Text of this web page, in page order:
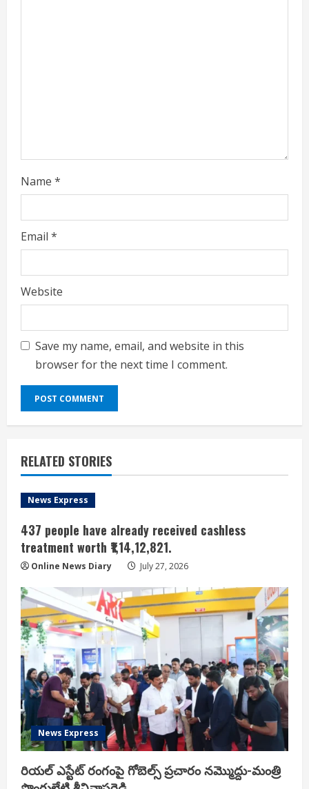
Name *
Email *
Website
Save my name, email, and website in this
browser for the next time I comment.
RELATED STORIES
News Express
437 people have already received cashless
treatment worth ₹1,14,12,821.
Online News Diary July 27, 2026
News Express
రియ‌ల్ ఎస్టేట్ రంగంపై గోబెల్స్ ప్ర‌చారం న‌మ్మొద్దు-మంత్రి